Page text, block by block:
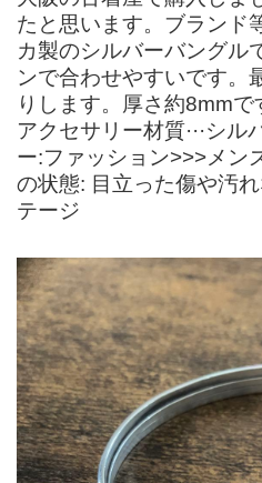
たと思います。ブランド
カ製のシルバーバングル
ンで合わせやすいです。
りします。厚さ約8mmで
アクセサリー材質···シ
ー:ファッション>>>メン
の状態: 目立った傷や汚
テージ